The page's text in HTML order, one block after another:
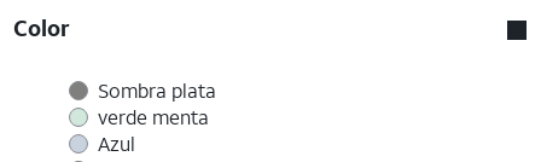
Color
Sombra plata
verde menta
Azul